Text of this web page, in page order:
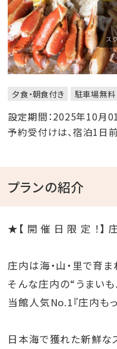
ス
夕食・朝食付き 駐車場無料
設定期間：2025年10月
予約受付けは、宿泊1日
プランの紹介
★【 開 催 日 限 定 ！】
庄内は海・山・里で育ま
そんな庄内の“うまい
当館人気No.1『庄内も
日本海で獲れた新鮮な